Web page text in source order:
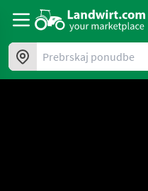
Prebrskaj ponudbe